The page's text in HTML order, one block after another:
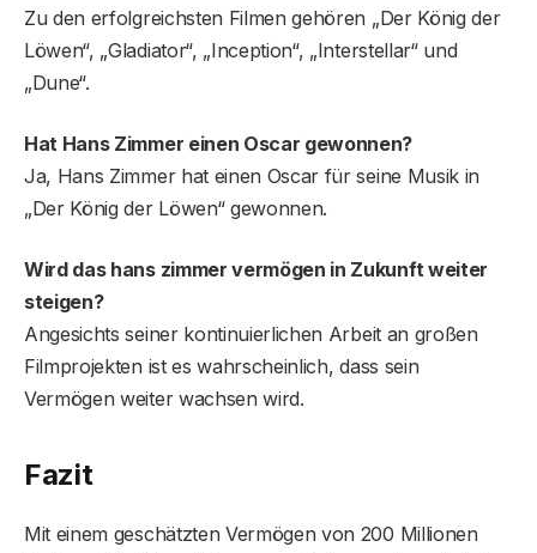
Zu den erfolgreichsten Filmen gehören „Der König der
Löwen“, „Gladiator“, „Inception“, „Interstellar“ und
„Dune“.
Hat Hans Zimmer einen Oscar gewonnen?
Ja, Hans Zimmer hat einen Oscar für seine Musik in
„Der König der Löwen“ gewonnen.
Wird das hans zimmer vermögen in Zukunft weiter
steigen?
Angesichts seiner kontinuierlichen Arbeit an großen
Filmprojekten ist es wahrscheinlich, dass sein
Vermögen weiter wachsen wird.
Fazit
Mit einem geschätzten Vermögen von 200 Millionen